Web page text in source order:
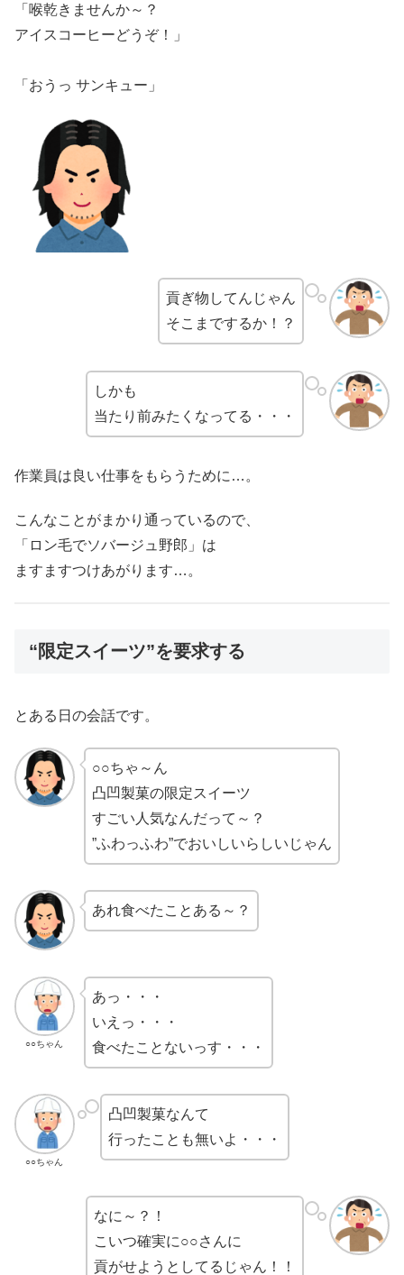
「喉乾きませんか～？
アイスコーヒーどうぞ！」
「おうっ サンキュー」
貢ぎ物してんじゃん
そこまでするか！？
しかも
当たり前みたくなってる・・・
作業員は良い仕事をもらうために…。
こんなことがまかり通っているので、
「ロン毛でソバージュ野郎」は
ますますつけあがります…。
“限定スイーツ”を要求する
とある日の会話です。
○○ちゃ～ん
凸凹製菓の限定スイーツ
すごい人気なんだって～？
”ふわっふわ”でおいしいらしいじゃん
あれ食べたことある～？
○○ちゃん
あっ・・・
いえっ・・・
食べたことないっす・・・
○○ちゃん
凸凹製菓なんて
行ったことも無いよ・・・
なに～？！
こいつ確実に○○さんに
貢がせようとしてるじゃん！！